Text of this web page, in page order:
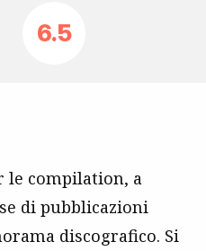
6.5
le compilation, a
di pubblicazioni
discografico. Si